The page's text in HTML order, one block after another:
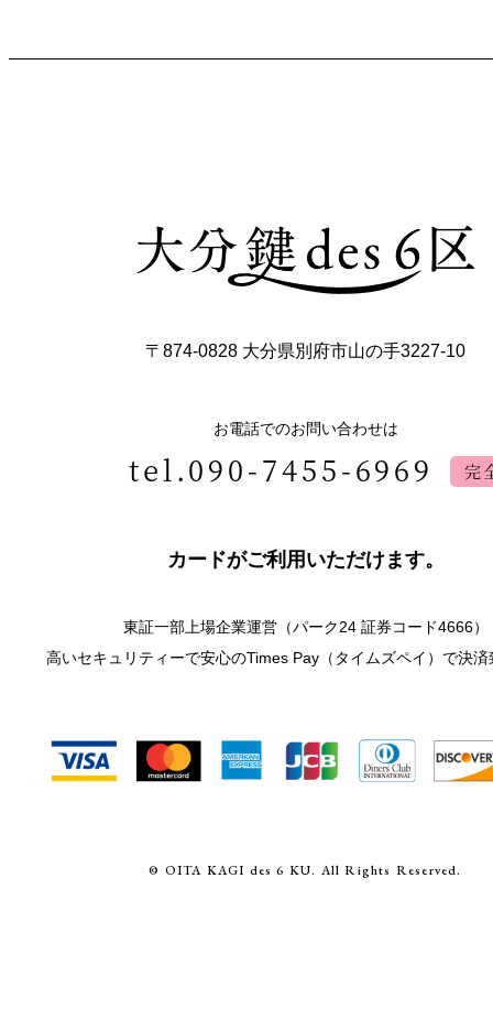
〒874-0828 大分県別府市山の手3227-10
お電話でのお問い合わせは
tel.090-7455-6969 完
カードがご利用いただけます。
東証一部上場企業運営（パーク24 証券コード4666）
高いセキュリティーで安心のTimes Pay（タイムズペイ）で決済
© OITA KAGI des 6 KU. All Rights Reserved.